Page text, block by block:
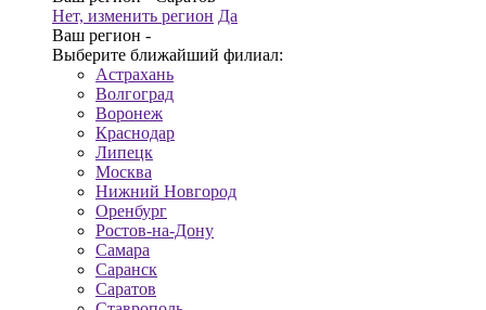
Нет, изменить регион Да
Ваш регион -
Выберите ближайший филиал:
Астрахань
Волгоград
Воронеж
Краснодар
Липецк
Москва
Нижний Новгород
Оренбург
Ростов-на-Дону
Самара
Саранск
Саратов